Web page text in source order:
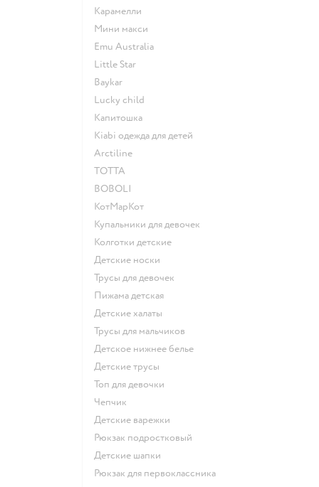
Карамелли
Мини макси
Emu Australia
Little Star
Baykar
Lucky child
Капитошка
Kiabi одежда для детей
Arctiline
ТОТТА
BOBOLI
КотМарКот
Купальники для девочек
Колготки детские
Детские носки
Трусы для девочек
Пижама детская
Детские халаты
Трусы для мальчиков
Детское нижнее белье
Детские трусы
Топ для девочки
Чепчик
Детские варежки
Рюкзак подростковый
Детские шапки
Рюкзак для первоклассника